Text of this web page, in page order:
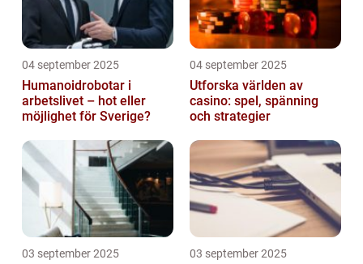
04 september 2025
Humanoidrobotar i
arbetslivet – hot eller
möjlighet för Sverige?
04 september 2025
Utforska världen av
casino: spel, spänning
och strategier
03 september 2025 03 september 2025